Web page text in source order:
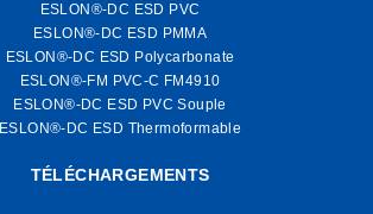
ESLON®-DC ESD PVC
ESLON®-DC ESD PMMA
ESLON®-DC ESD Polycarbonate
ESLON®-FM PVC-C FM4910
ESLON®-DC ESD PVC Souple
ESLON®-DC ESD Thermoformable
TÉLÉCHARGEMENTS